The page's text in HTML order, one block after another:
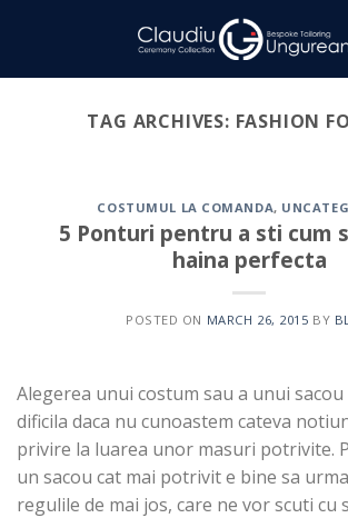
TAG ARCHIVES: FASHION
COSTUMUL LA COMANDA,
5 Ponturi pentru a sti cum
haina perfecta
POSTED ON MARCH 26, 2015 BY
Alegerea unui costum sau a unui
dificila daca nu cunoastem cateva
privire la luarea unor masuri potrivite.
un sacou cat mai potrivit e bine sa
regulile de mai jos, care ne vor scuti cu